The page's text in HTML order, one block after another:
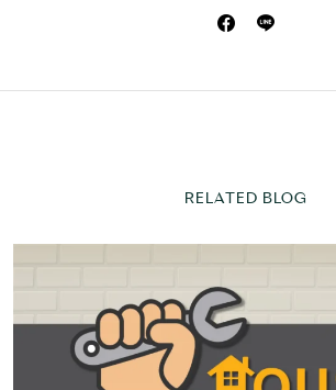
RELATED BLOG